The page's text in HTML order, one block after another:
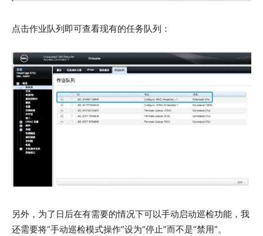
点击作业队列即可查看现有的任务队列：
另外，为了日后在有需要的情况下可以手动启动巡检功能，我
还需要将“手动巡检模式操作”设为“停止”而不是“禁用”。